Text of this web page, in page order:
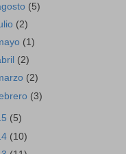
(5)
(2)
(1)
(2)
(2)
(3)
(5)
(10)